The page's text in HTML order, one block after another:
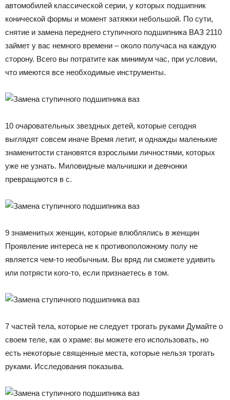
автомобилей классической серии, у которых подшипник
конической формы и момент затяжки небольшой. По сути,
снятие и замена переднего ступичного подшипника ВАЗ 2110
займет у вас немного времени – около получаса на каждую
сторону. Всего вы потратите как минимум час, при условии,
что имеются все необходимые инструменты.
10 очаровательных звездных детей, которые сегодня
выглядят совсем иначе Время летит, и однажды маленькие
знаменитости становятся взрослыми личностями, которых
уже не узнать. Миловидные мальчишки и девчонки
превращаются в с.
9 знаменитых женщин, которые влюблялись в женщин
Проявление интереса не к противоположному полу не
является чем-то необычным. Вы вряд ли сможете удивить
или потрясти кого-то, если признаетесь в том.
7 частей тела, которые не следует трогать руками Думайте о
своем теле, как о храме: вы можете его использовать, но
есть некоторые священные места, которые нельзя трогать
руками. Исследования показыва.